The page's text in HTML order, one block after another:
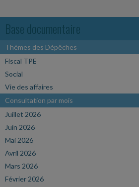
Base documentaire
Thémes des Dépêches
Fiscal TPE
Social
Vie des affaires
Consultation par mois
Juillet 2026
Juin 2026
Mai 2026
Avril 2026
Mars 2026
Février 2026